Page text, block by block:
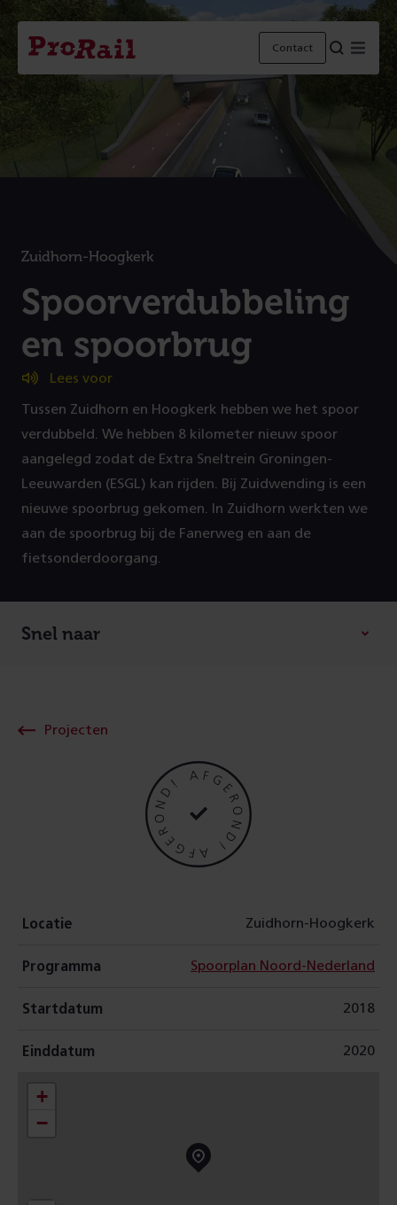
Navigatie
Homepage
ProRail
Contact
Zuidhorn-Hoogkerk
:
Spoorverdubbeling
en spoorbrug
(
P
r
o
j
e
c
g
l
i
s
e
e
Lees voor
Tussen Zuidhorn en Hoogkerk hebben we het spoor
verdubbeld. We hebben 8 kilometer nieuw spoor
aangelegd zodat de Extra Sneltrein Groningen-
Leeuwarden (ESGL) kan rijden. Bij Zuidwending is een
nieuwe spoorbrug gekomen. In Zuidhorn werkten we
aan de spoorbrug bij de Fanerweg en aan de
fietsonderdoorgang.
Snel naar
Projecten
Locatie Zuidhorn-Hoogkerk
Programma Spoorplan Noord-Nederland
Startdatum 2018
Einddatum 2020
+
−